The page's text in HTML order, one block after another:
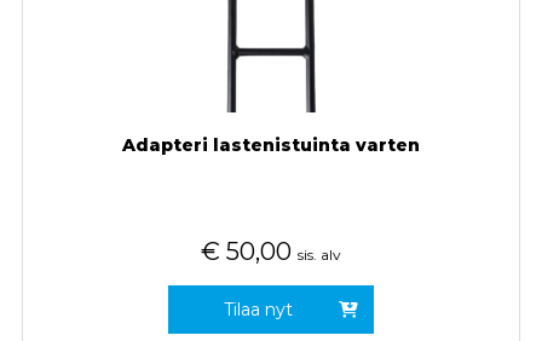
Adapteri lastenistuinta varten
€ 50,00 sis. alv
Tilaa nyt